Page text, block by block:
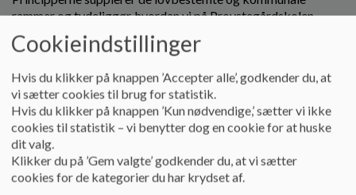
o rammer og tydeliggør, hvordan vi på Provstegårdskolen
ønsker at organisere og udvikle skolens praksis.
princip. De fulde beskrivelser kan findes via navigationen i
sidebaren.
Bad efter idræt
Retningslinjer for hygiejne og deltagelse i fysisk aktivitet.
Cookieindstillinger
Hvis du klikker på knappen ’Accepter alle’, godkender du, at
vi sætter cookies til brug for statistik.
Hvis du klikker på knappen ’Kun nødvendige,’ sætter vi ikke
cookies til statistik – vi benytter dog en cookie for at huske
dit valg.
Klikker du på ’Gem valgte’ godkender du, at vi sætter
cookies for de kategorier du har krydset af.